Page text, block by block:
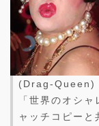
(Drag-Queen)
「世界のオシ
ャッチコピーと